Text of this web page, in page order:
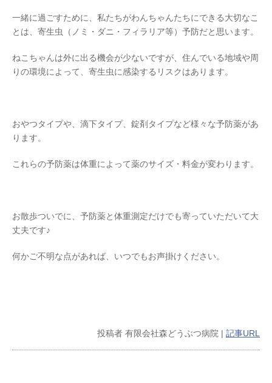
一緒に過ごすために、私たちがわんちゃんたちにできる大切なこ
とは、寄生虫（ノミ・ダニ・フィラリア等）予防だと思います。
ねこちゃんは外に出る機会が少ないですが、住んでいる地域や周
りの環境によって、寄生虫に感染するリスクはあります。
おやつタイプや、滴下タイプ、錠剤タイプなど様々な予防薬があ
ります。
これらの予防薬は体重によって薬のサイズ・料金が変わります。
お散歩ついでに、予防薬と体重測定だけでも寄っていただいて大
丈夫です♪
何かご不明な点があれば、いつでもお声掛けください。
投稿者 有限会社森どうぶつ病院 | 記事URL